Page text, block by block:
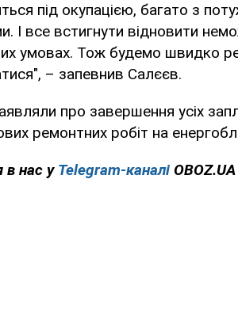
під окупацією, багато з
І все встигнути відновити
умовах. Тож будемо швидко
– запевнив Салєєв.
про завершення усіх
ремонтних робіт на
в нас у Telegram-каналі